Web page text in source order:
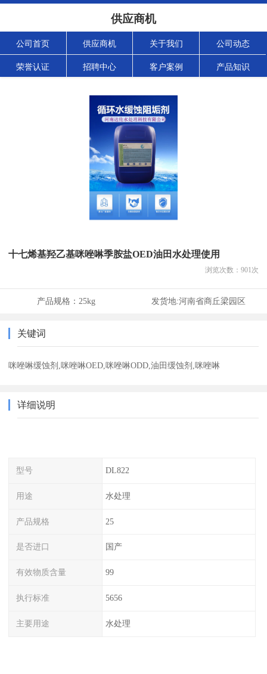
供应商机
公司首页 供应商机 关于我们 公司动态
荣誉认证 招聘中心 客户案例 产品知识
十七烯基羟乙基咪唑啉季胺盐OED油田水处理使用
浏览次数： 901次
产品规格： 25kg 发货地:河南省商丘梁园区
关键词
咪唑啉缓蚀剂,咪唑啉OED,咪唑啉ODD,油田缓蚀剂,咪唑啉
详细说明
型号 DL822
用途 水处理
产品规格 25
是否进口 国产
有效物质含量 99
执行标准 5656
主要用途 水处理